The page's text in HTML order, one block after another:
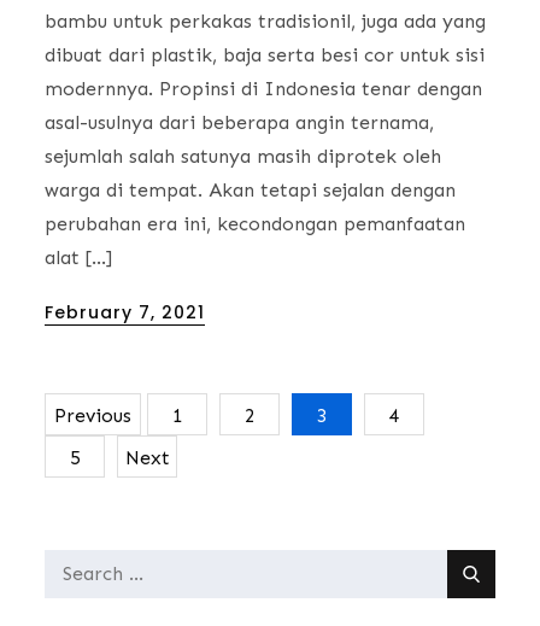
bambu untuk perkakas tradisionil, juga ada yang
dibuat dari plastik, baja serta besi cor untuk sisi
modernnya. Propinsi di Indonesia tenar dengan
asal-usulnya dari beberapa angin ternama,
sejumlah salah satunya masih diprotek oleh
warga di tempat. Akan tetapi sejalan dengan
perubahan era ini, kecondongan pemanfaatan
alat […]
Posted
February 7, 2021
Posts
Previous 1 2 3
4
5
Next
Search